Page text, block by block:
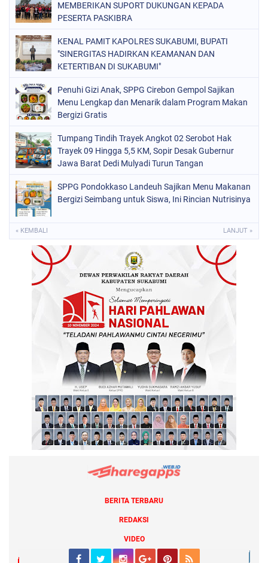
MEMBERIKAN SUPORT DUKUNGAN KEPADA
PESERTA PASKIBRA
KENAL PAMIT KAPOLRES SUKABUMI, BUPATI
"SINERGITAS HADIRKAN KEAMANAN DAN
KETERTIBAN DI SUKABUMI"
Penuhi Gizi Anak, SPPG Cirebon Gempol Sajikan
Menu Lengkap dan Menarik dalam Program Makan
Bergizi Gratis
Tumpang Tindih Trayek Angkot 02 Serobot Hak
Trayek 09 Hingga 5,5 KM, Sopir Desak Gubernur
Jawa Barat Dedi Mulyadi Turun Tangan
SPPG Pondokkaso Landeuh Sajikan Menu Makanan
Bergizi Seimbang untuk Siswa, Ini Rincian Nutrisinya
« KEMBALI LANJUT »
BERITA TERBARU
REDAKSI
VIDEO